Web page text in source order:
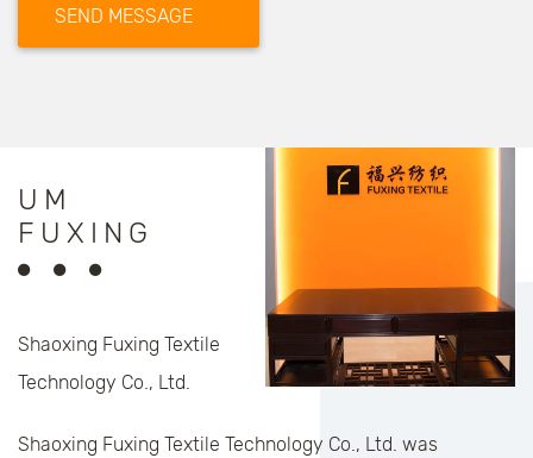
UM
FUXING
Shaoxing Fuxing Textile
Technology Co., Ltd.
Shaoxing Fuxing Textile Technology Co., Ltd. was